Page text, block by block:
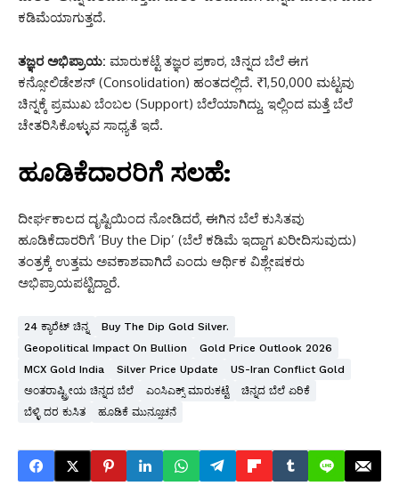
ಕಡಿಮೆಯಾಗುತ್ತದೆ.
ತಜ್ಞರ ಅಭಿಪ್ರಾಯ: ಮಾರುಕಟ್ಟೆ ತಜ್ಞರ ಪ್ರಕಾರ, ಚಿನ್ನದ ಬೆಲೆ ಈಗ
ಕನ್ಸೋಲಿಡೇಶನ್ (Consolidation) ಹಂತದಲ್ಲಿದೆ. ₹1,50,000 ಮಟ್ಟವು
ಚಿನ್ನಕ್ಕೆ ಪ್ರಮುಖ ಬೆಂಬಲ (Support) ಬೆಲೆಯಾಗಿದ್ದು, ಇಲ್ಲಿಂದ ಮತ್ತೆ ಬೆಲೆ
ಚೇತರಿಸಿಕೊಳ್ಳುವ ಸಾಧ್ಯತೆ ಇದೆ.
ಹೂಡಿಕೆದಾರರಿಗೆ ಸಲಹೆ:
ದೀರ್ಘಕಾಲದ ದೃಷ್ಟಿಯಿಂದ ನೋಡಿದರೆ, ಈಗಿನ ಬೆಲೆ ಕುಸಿತವು
ಹೂಡಿಕೆದಾರರಿಗೆ ‘Buy the Dip’ (ಬೆಲೆ ಕಡಿಮೆ ಇದ್ದಾಗ ಖರೀದಿಸುವುದು)
ತಂತ್ರಕ್ಕೆ ಉತ್ತಮ ಅವಕಾಶವಾಗಿದೆ ಎಂದು ಆರ್ಥಿಕ ವಿಶ್ಲೇಷಕರು
ಅಭಿಪ್ರಾಯಪಟ್ಟಿದ್ದಾರೆ.
24 ಕ್ಯಾರೆಟ್ ಚಿನ್ನ
Buy The Dip Gold Silver.
Geopolitical Impact On Bullion
Gold Price Outlook 2026
MCX Gold India
Silver Price Update
US-Iran Conflict Gold
ಅಂತರಾಷ್ಟ್ರೀಯ ಚಿನ್ನದ ಬೆಲೆ
ಎಂಸಿಎಕ್ಸ್ ಮಾರುಕಟ್ಟೆ
ಚಿನ್ನದ ಬೆಲೆ ಏರಿಕೆ
ಬೆಳ್ಳಿ ದರ ಕುಸಿತ
ಹೂಡಿಕೆ ಮುನ್ಸೂಚನೆ